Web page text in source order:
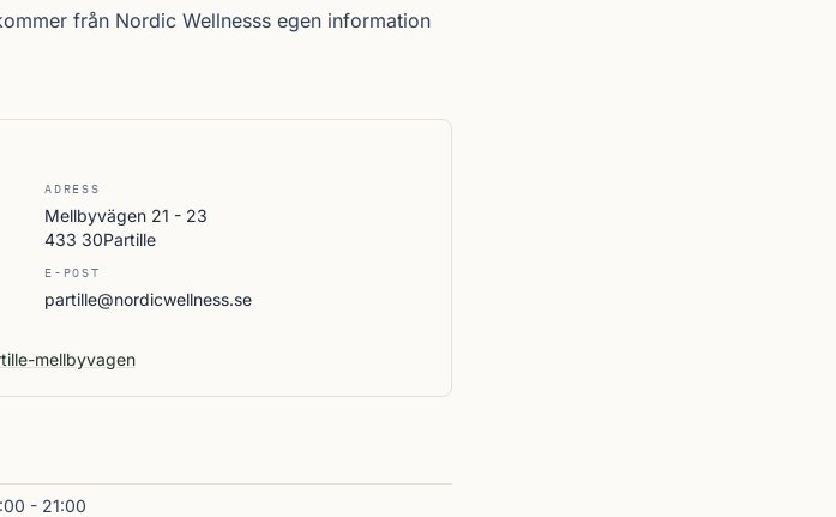
från Nordic Wellnesss egen information
ADRESS
Mellbyvägen 21 - 23
433 30Partille
E-POST
partille@nordicwellness.se
mellbyvagen
- 21:00